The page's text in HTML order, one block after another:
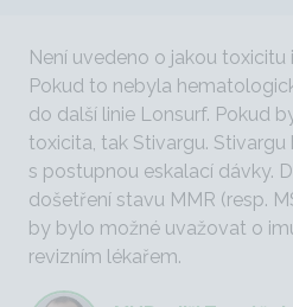
Není uvedeno o jakou toxicitu
Pokud to nebyla
do další linie Lonsurf. Pokud
toxicita, tak Stivargu.
s postupnou eskalací dávky.
došetření stavu MMR (resp.
by bylo možné uvažovat o
revizním lékařem.